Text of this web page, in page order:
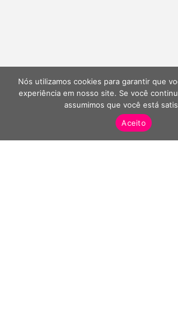
Nós utilizamos cookies para garantir que
experiência em nosso site. Se você
assumimos que você está
Aceito